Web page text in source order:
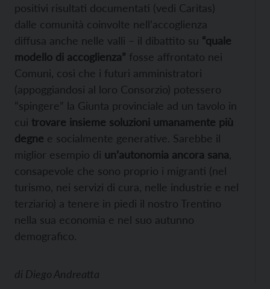
positivi risultati documentati (vedi Caritas)
dalle comunità coinvolte nell’accoglienza
diffusa anche nelle valli – il dibattito su “quale
modello di accoglienza” fosse affrontato nei
Comuni, così che i futuri amministratori
(appoggiandosi al loro Consorzio) potessero
“spingere” la Giunta provinciale ad un tavolo in
cui trovare insieme soluzioni umanamente più
degne e socialmente generative. Sarebbe il
miglior esempio di un’autonomia ancora sana
consapevole che sono proprio i migranti (nel
turismo, nei servizi di cura, nelle industrie e nel
terziario) a tenere in piedi il nostro Trentino
nella sua economia e nel suo autunno
demografico.
di Diego Andreatta